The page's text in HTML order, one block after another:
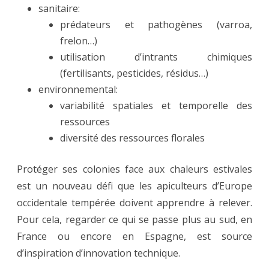
sanitaire:
prédateurs et pathogènes (varroa,
frelon…)
utilisation d’intrants chimiques
(fertilisants, pesticides, résidus…)
environnemental:
variabilité spatiales et temporelle des
ressources
diversité des ressources florales
Protéger ses colonies face aux chaleurs estivales
est un nouveau défi que les apiculteurs d’Europe
occidentale tempérée doivent apprendre à relever.
Pour cela, regarder ce qui se passe plus au sud, en
France ou encore en Espagne, est source
d’inspiration d’innovation technique.